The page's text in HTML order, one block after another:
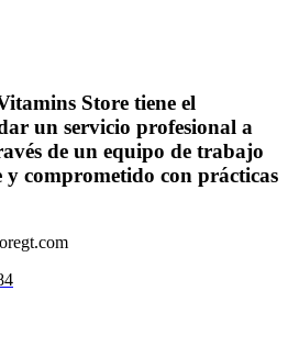
Store tiene el
un servicio profesional a
de un equipo de trabajo
y comprometido con prácticas